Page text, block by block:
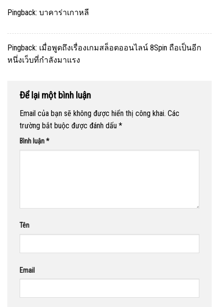
Pingback: บาคาร่าเกาหลี
Pingback: เมื่อพูดถึงเรื่องเกมสล็อตออนไลน์ 8Spin ถือเป็นอีก
หนึ่งเว็บที่กำลังมาแรง
Để lại một bình luận
Email của bạn sẽ không được hiển thị công khai. Các
trường bắt buộc được đánh dấu *
Bình luận*
Tên
Email